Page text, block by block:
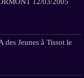
des Jeunes à Tissot le